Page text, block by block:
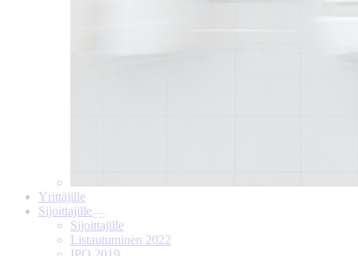
Yrittäjille
Sijoittajille
Sijoittajille
Listautuminen 2022